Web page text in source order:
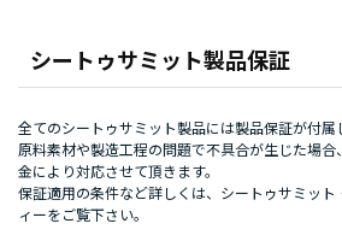
シートゥサミット製品保証
全てのシートゥサミット製品には製品保証が付属
原料素材や製造工程の問題で不具合が生じた場
金により対応させて頂きます。
保証適用の条件など詳しくは、 シートゥサミット
ィーをご覧下さい。